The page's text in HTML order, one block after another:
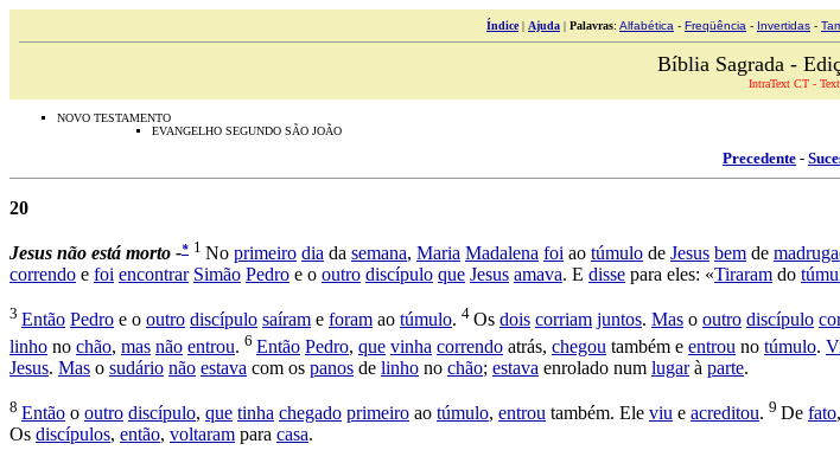
Índice| Ajuda | Palavras: Alfabética - Freqüência - Invertidas -
Bíblia Sagrada -
IntraText CT -
NOVO TESTAMENTO
EVANGELHO SEGUNDO SÃO JOÃO
Precedente -
20
Jesus não está morto -* 1 No primeiro dia da semana, Maria Madalena foi ao túmulo de Jesus bem de
correndo e foi encontrar Simão Pedro e o outro discípulo que Jesus amava. E disse para eles: «Tiraram do
3 Então Pedro e o outro discípulo saíram e foram ao túmulo. 4 Os dois corriam juntos. Mas o outro discípulo
linho no chão, mas não entrou. 6 Então Pedro, que vinha correndo atrás, chegou também e entrou no túmulo.
Jesus. Mas o sudário não estava com os panos de linho no chão; estava enrolado num lugarà parte.
8 Então o outro discípulo, que tinha chegado primeiro ao túmulo, entrou também. Ele viu e acreditou. 9 De fato
Os discípulos, então, voltaram para casa.